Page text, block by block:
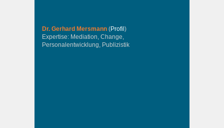
Dr. Gerhard Mersmann (Profil )
Expertise: Mediation, Change,
Personalentwicklung, Publizistik